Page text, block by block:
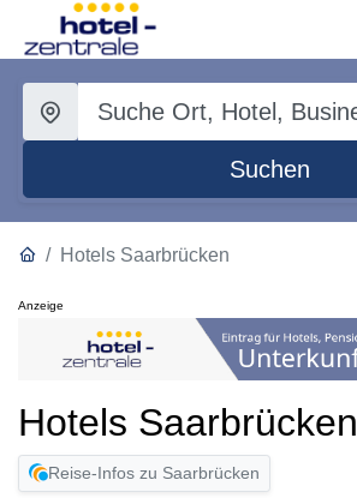
Suchen
Hotels Saarbrücken
Anzeige
Hotels Saarbrücken
Reise-Infos zu Saarbrücken